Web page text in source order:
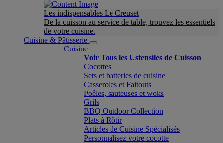
Les indispensables Le Creuset
De la cuisson au service de table, trouvez les essentiels
de votre cuisine.
Cuisine & Pâtisserie
Cuisine
Voir Tous les Ustensiles de Cuisson
Cocottes
Sets et batteries de cuisine
Casseroles et Faitouts
Poêles, sauteuses et woks
Grils
BBQ Outdoor Collection
Plats à Rôtir
Articles de Cuisine Spécialisés
Personnalisez votre cocotte